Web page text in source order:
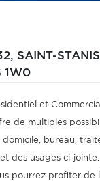
SAINT-
1W0
et
de multiples
bureau,
des usages ci-
pourrez profiter de